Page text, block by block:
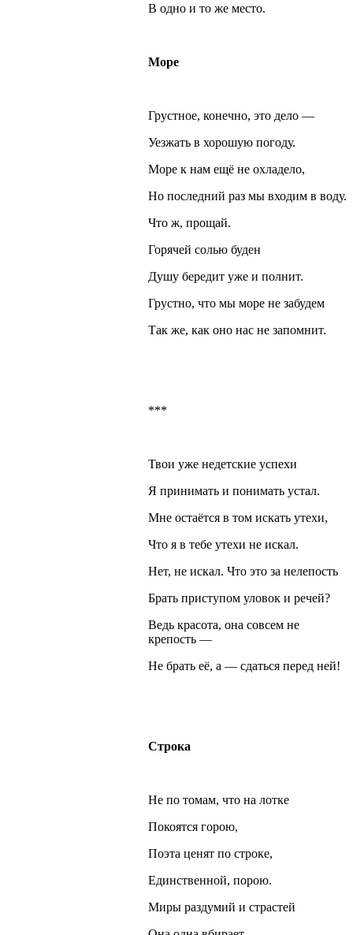
В одно и то же место.
Море
Грустное, конечно, это дело —
Уезжать в хорошую погоду.
Море к нам ещё не охладело,
Но последний раз мы входим в воду.
Что ж, прощай.
Горячей солью буден
Душу бередит уже и полнит.
Грустно, что мы море не забудем
Так же, как оно нас не запомнит.
***
Твои уже недетские успехи
Я принимать и понимать устал.
Мне остаётся в том искать утехи,
Что я в тебе утехи не искал.
Нет, не искал. Что это за нелепость
Брать приступом уловок и речей?
Ведь красота, она совсем не
крепость —
Не брать её, а — сдаться перед ней!
Строка
Не по томам, что на лотке
Покоятся горою,
Поэта ценят по строке,
Единственной, порою.
Миры раздумий и страстей